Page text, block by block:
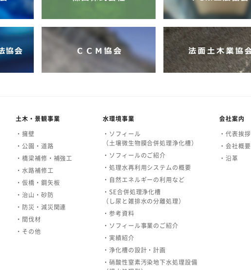
土木・景観事業
・擁壁
・公園・道路
・橋梁補修・補強工
・水路補修工
・仮橋・鋼矢板
・治山・砂防
・防災・減災関連
・間伐材
・その他
水環境事業
・ソフィール
（土壌微生物膜合併処理浄化槽）
・ソフィールのご紹介
・処理水再利用システムの概要
・自然エネルギーの利用など
・SE合併処理浄化槽
（し尿と雑排水の分離処理）
・参考資料
・ソフィール事業のご紹介
・実績紹介
・浄化槽の設計・計画
・硝酸性窒素汚染地下水処理設備
会社案内
・代表挨拶
・会社概要
・沿革